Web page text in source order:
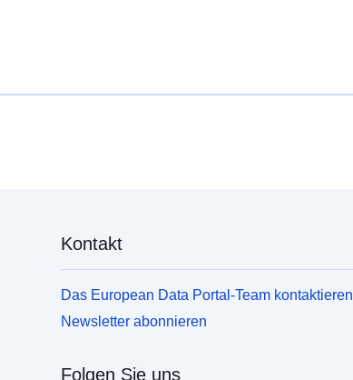
Kontakt
Das European Data Portal-Team kontaktieren
Newsletter abonnieren
Folgen Sie uns